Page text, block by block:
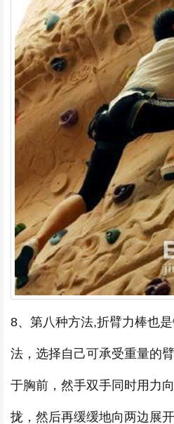
8、第八种方法,折臂力棒也
法，选择自己可承受重量的
于胸前，然手双手同时用力
拢，然后再缓缓地向两边展